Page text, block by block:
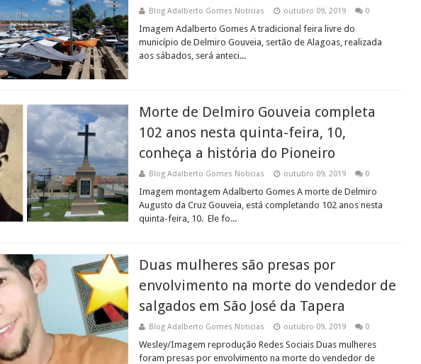
Blog Adalberto Gomes Noticias outubro 09, 2019 0
Imagem Adalberto Gomes A tradicional feira livre do
município de Delmiro Gouveia, sertão de Alagoas, realizada
aos sábados, será anteci...
Morte de Delmiro Gouveia completa
102 anos nesta quinta-feira, 10,
conheça a história do Pioneiro
Blog Adalberto Gomes Noticias outubro 09, 2019 0
Imagem montagem Adalberto Gomes A morte de Delmiro
Augusto da Cruz Gouveia, está completando 102 anos nesta
quinta-feira, 10. Ele fo...
Duas mulheres são presas por
envolvimento na morte do vendedor de
salgados em São José da Tapera
Blog Adalberto Gomes Noticias outubro 09, 2019 0
Wesley/Imagem reprodução Redes Sociais Duas mulheres
foram presas por envolvimento na morte do vendedor de